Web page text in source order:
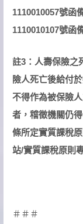
1110010057號函
1110010107號函
註3：人壽保險之
險人死亡後給付
不得作為被保險
者，稽徵機關仍
條所定實質課稅
站/實質課稅原則
＃＃＃